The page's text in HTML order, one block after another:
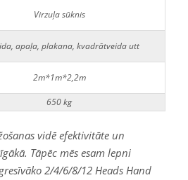
Virzuļa sūknis
apaļa, plakana, kvadrātveida utt
2m*1m*2,2m
650 kg
vidē efektivitāte un
Tāpēc mēs esam lepni
2/4/6/8/12 Heads Hand